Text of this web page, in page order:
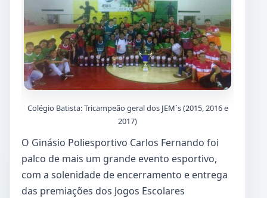
Colégio Batista: Tricampeão geral dos JEM´s (2015, 2016 e
2017)
O Ginásio Poliesportivo Carlos Fernando foi
palco de mais um grande evento esportivo,
com a solenidade de encerramento e entrega
das premiações dos Jogos Escolares